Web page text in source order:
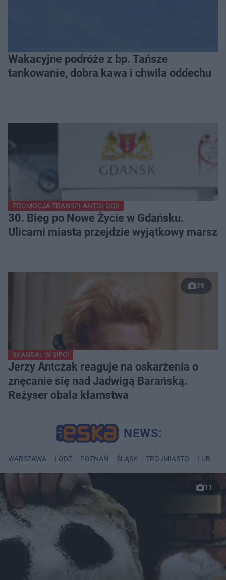
Wakacyjne podróże z bp. Tańsze
tankowanie, dobra kawa i chwila oddechu
PROMOCJA TRANSPLANTOLOGII
30. Bieg po Nowe Życie w Gdańsku.
Ulicami miasta przejdzie wyjątkowy marsz
29
SKANDAL W SIECI
Jerzy Antczak reaguje na oskarżenia o
znęcanie się nad Jadwigą Barańską.
Reżyser obala kłamstwa
WARSZAWA ŁÓDŹ POZNAŃ ŚLĄSK TRÓJMIASTO LUBLIN
11